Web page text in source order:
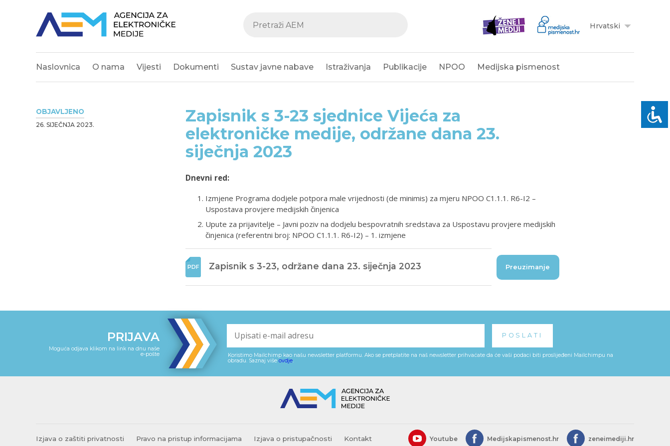
Hrvatski
Naslovnica O nama Vijesti Dokumenti Sustav javne nabave Istraživanja Publikacije NPOO Medijska pismenost
OBJAVLJENO
26. SIJEČNJA 2023.
Zapisnik s 3-23 sjednice Vijeća za
elektroničke medije, održane dana 23.
siječnja 2023
Dnevni red:
Izmjene Programa dodjele potpora male vrijednosti (de minimis) za mjeru NPOO C1.1.1. R6-I2 –
Uspostava provjere medijskih činjenica
Upute za prijavitelje – Javni poziv na dodjelu bespovratnih sredstava za Uspostavu provjere medijskih
činjenica (referentni broj: NPOO C1.1.1. R6-I2) – 1. izmjene
Zapisnik s 3-23, održane dana 23. siječnja 2023 Preuzimanje
PRIJAVA
Moguća odjava klikom na link na dnu naše
e-pošte
Koristimo Mailchimp kao našu newsletter platformu. Ako se pretplatite na naš newsletter prihvaćate da će vaši podaci biti proslijeđeni Mailchimpu na
obradu. Saznaj više ovdje.
Izjava o zaštiti privatnosti Pravo na pristup informacijama Izjava o pristupačnosti Kontakt Youtube Medijskapismenost.hr zeneimediji.hr